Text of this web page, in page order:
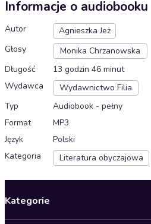
Informacje o audiobooku
Autor
Agnieszka Jeż
Głosy
Monika Chrzanowska
Długość
13 godzin 46 minut
Wydawca
Wydawnictwo Filia
Typ
Audiobook - pełny
Format
MP3
Język
Polski
Kategoria
Literatura obyczajowa
Kategorie